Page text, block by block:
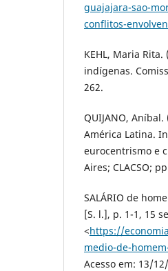
guajajara-sao-
conflitos-
KEHL, Maria
indígenas.
262.
QUIJANO,
América Latina.
eurocentrismo e
Aires; CLACSO;
SALÁRIO de
[S. l.], p. 1-1, 15
<https://
medio-de-
Acesso em: 13/